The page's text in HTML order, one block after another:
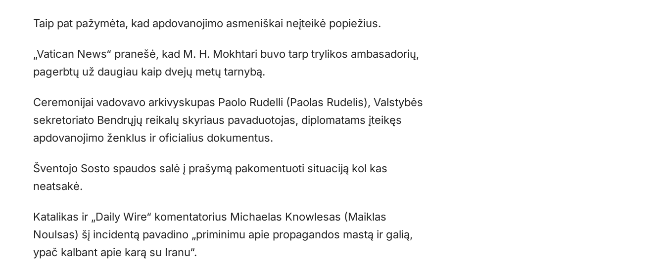
Taip pat pažymėta, kad apdovanojimo asmeniškai neįteikė popiežius.
„Vatican News“ pranešė, kad M. H. Mokhtari buvo tarp trylikos ambasadorių,
pagerbtų už daugiau kaip dvejų metų tarnybą.
Ceremonijai vadovavo arkivyskupas Paolo Rudelli (Paolas Rudelis), Valstybės
sekretoriato Bendrųjų reikalų skyriaus pavaduotojas, diplomatams įteikęs
apdovanojimo ženklus ir oficialius dokumentus.
Šventojo Sosto spaudos salė į prašymą pakomentuoti situaciją kol kas
neatsakė.
Katalikas ir „Daily Wire“ komentatorius Michaelas Knowlesas (Maiklas
Noulsas) šį incidentą pavadino „priminimu apie propagandos mastą ir galią,
ypač kalbant apie karą su Iranu“.